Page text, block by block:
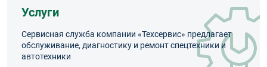
Услуги
Сервисная служба компании «Техсервис» предлагает
обслуживание, диагностику и ремонт спецтехники и
автотехники